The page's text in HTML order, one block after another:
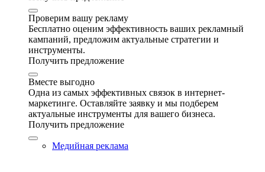
Проверим вашу рекламу
Бесплатно оценим эффективность ваших рекламный
кампаний, предложим актуальные стратегии и
инструменты.
Получить предложение
Вместе выгодно
Одна из самых эффективных связок в интернет-
маркетинге. Оставляйте заявку и мы подберем
актуальные инструменты для вашего бизнеса.
Получить предложение
Медийная реклама